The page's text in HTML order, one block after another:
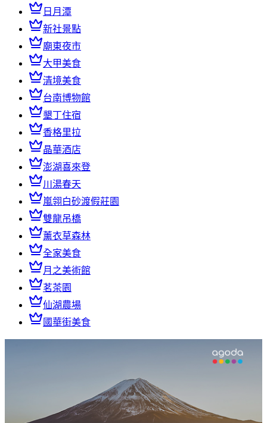
日月潭
新社景點
廟東夜市
大甲美食
清境美食
台南博物館
墾丁住宿
香格里拉
晶華酒店
澎湖喜來登
川湯春天
嵐翎白砂渡假莊園
雙龍吊橋
薰衣草森林
全家美食
月之美術館
茗茶園
仙湖農場
國華街美食